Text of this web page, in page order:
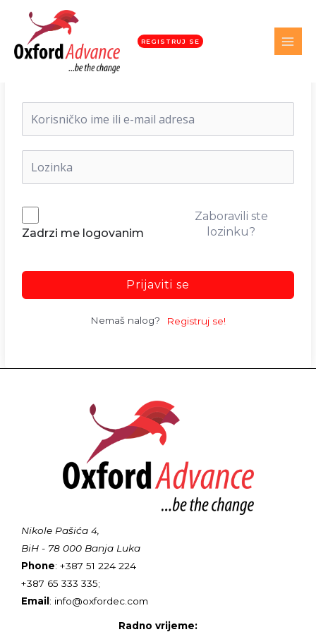
REGISTRUJ SE
Dobrodošli nazad!
Zadrzi me logovanim
Zaboravili ste
lozinku?
Prijaviti se
Nemaš nalog? Registruj se!
Nikole Pašića 4,
BiH - 78 000 Banja Luka
Phone: +387 51 224 224
+387 65 333 335;
Email: info@oxfordec.com
Radno vrijeme: